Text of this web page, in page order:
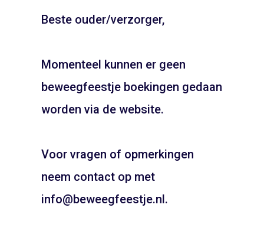
Wilsonsplein – Haarlem
ADD TO CART
Kenaupark – Haarlem
ADD TO CART
JOUW FEESTJE IN
SINTERKLAAS OF KERST
Pietentraining, Pakjes bezorgen? Het kan allemaal!
06 21 89 71 85
Beste ouder/verzorger,
Momenteel kunnen er geen
beweegfeestje boekingen gedaan
worden via de website.
Voor vragen of opmerkingen
neem contact op met
info@beweegfeestje.nl.